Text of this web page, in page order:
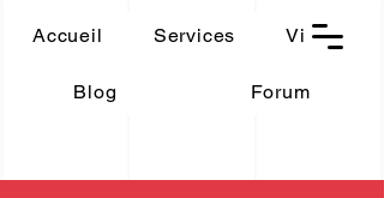
THAUMASIA
Accueil Services Vidéos
Blog Forum